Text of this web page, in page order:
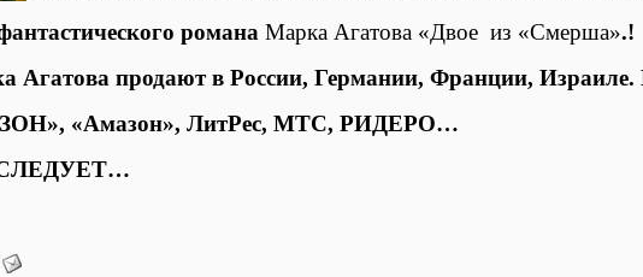
романа Марка Агатова «Двое из «Смерша».!
Агатова продают в России, Германии, Франции,
«Амазон», ЛитРес, МТС, РИДЕРО…